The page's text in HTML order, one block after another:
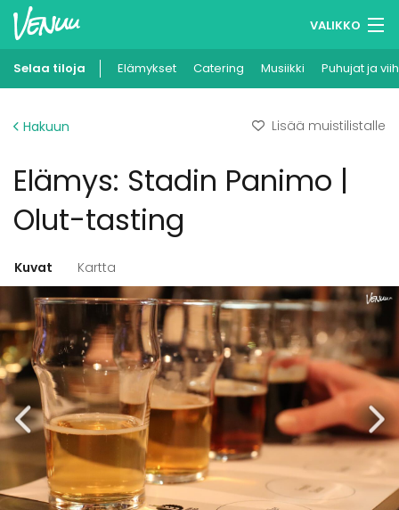
VALIKKO
Muistilistasi
Ilmoita kohteesi
Selaa tiloja Elämykset Catering Musiikki Puhujat ja
Hakuun Lisää muistilistalle
Elämys: Stadin Panimo |
Olut-tasting
Kuvat Kartta